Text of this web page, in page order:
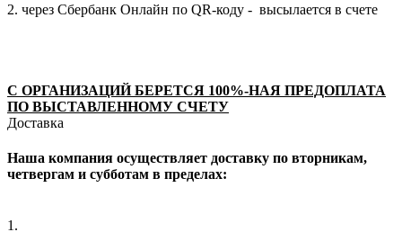
2. через Сбербанк Онлайн по QR-коду - высылается в счете
С ОРГАНИЗАЦИЙ БЕРЕТСЯ 100%-НАЯ ПРЕДОПЛАТА
ПО ВЫСТАВЛЕННОМУ СЧЕТУ
Доставка
Наша компания осуществляет доставку по вторникам,
четвергам и субботам в пределах:
1.